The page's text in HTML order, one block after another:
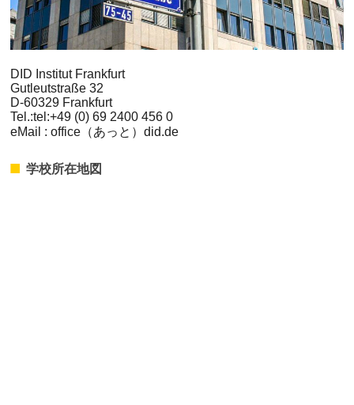
DID Institut Frankfurt
Gutleutstraße 32
D-60329 Frankfurt
Tel.:tel:+49 (0) 69 2400 456 0
eMail : office（あっと）did.de
学校所在地図